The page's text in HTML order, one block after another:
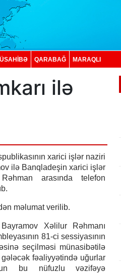
QARABAĞ MARAQLI
ilə
xarici işlər naziri
ilə Banqladeşin xarici işlər
arasında telefon
məlumat verilib.
Xəlilur Rəhmanı
81-ci sessiyasının
seçilməsi münasibətilə
fəaliyyətində uğurlar
bu nüfuzlu vəzifəyə